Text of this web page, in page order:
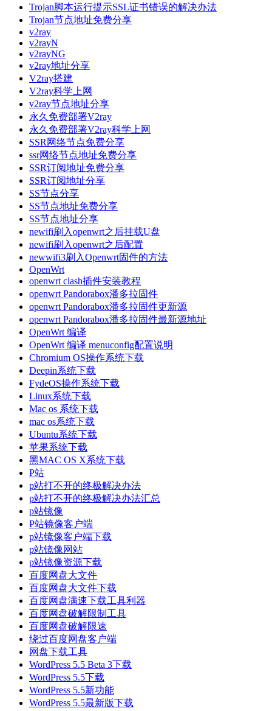
Trojan脚本运行提示SSL证书错误的解决办法
Trojan节点地址免费分享
v2ray
v2rayN
v2rayNG
v2ray地址分享
V2ray搭建
V2ray科学上网
v2ray节点地址分享
永久免费部署V2ray
永久免费部署V2ray科学上网
SSR网络节点免费分享
ssr网络节点地址免费分享
SSR订阅地址免费分享
SSR订阅地址分享
SS节点分享
SS节点地址免费分享
SS节点地址分享
newifi刷入openwrt之后挂载U盘
newifi刷入openwrt之后配置
newwifi3刷入Openwrt固件的方法
OpenWrt
openwrt clash插件安装教程
openwrt Pandorabox潘多拉固件
openwrt Pandorabox潘多拉固件更新源
openwrt Pandorabox潘多拉固件最新源地址
OpenWrt 编译
OpenWrt 编译 menuconfig配置说明
Chromium OS操作系统下载
Deepin系统下载
FydeOS操作系统下载
Linux系统下载
Mac os 系统下载
mac os系统下载
Ubuntu系统下载
苹果系统下载
黑MAC OS X系统下载
P站
p站打不开的终极解决办法
p站打不开的终极解决办法汇总
p站镜像
P站镜像客户端
p站镜像客户端下载
p站镜像网站
p站镜像资源下载
百度网盘大文件
百度网盘大文件下载
百度网盘满速下载工具利器
百度网盘破解限制工具
百度网盘破解限速
绕过百度网盘客户端
网盘下载工具
WordPress 5.5 Beta 3下载
WordPress 5.5下载
WordPress 5.5新功能
WordPress 5.5最新版下载